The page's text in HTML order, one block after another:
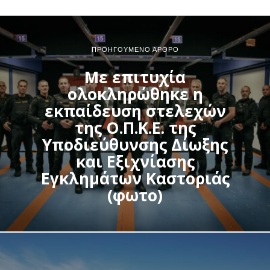
ΠΡΟΗΓΟΎΜΕΝΟ ΆΡΘΡΟ
Με επιτυχία
ολοκληρώθηκε η
εκπαίδευση στελεχών
της Ο.Π.Κ.Ε. της
Υποδιεύθυνσης Δίωξης
και Εξιχνίασης
Εγκλημάτων Καστοριάς
(φωτο)